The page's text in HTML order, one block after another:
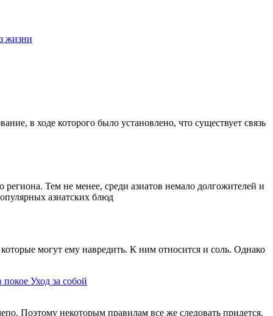
жизни
в ходе которого было установлено, что существует связь
Тем не менее, среди азиатов немало долгожителей и
азиатских блюд
могут ему навредить. К ним относится и соль. Однако
покое Уход за собой
Поэтому некоторым правилам все же следовать придется.